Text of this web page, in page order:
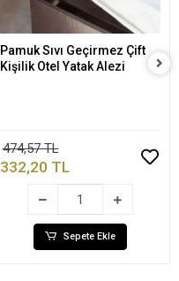
Sepete Ekle
Pamuk Sıvı Geçirmez Çift
Kişilik Otel Yatak Alezi
474,57 TL
332,20 TL
Sepete Ekle